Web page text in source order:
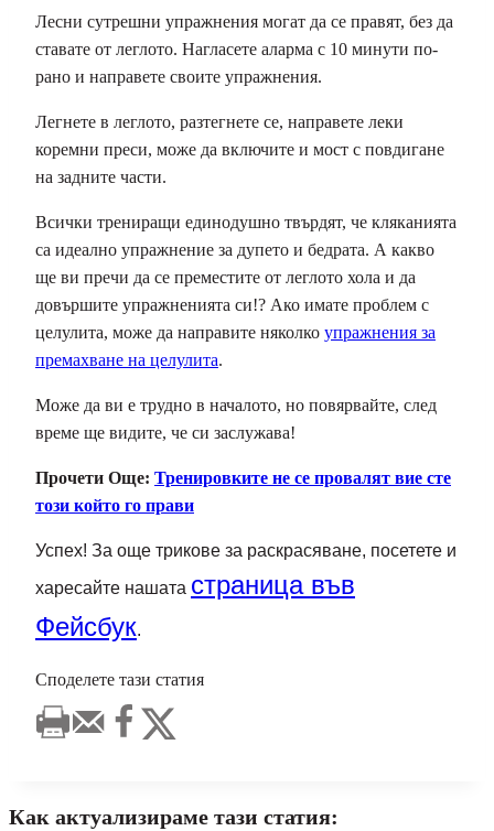
Лесни сутрешни упражнения могат да се правят, без да
ставате от леглото. Нагласете аларма с 10 минути по-
рано и направете своите упражнения.
Легнете в леглото, разтегнете се, направете леки
коремни преси, може да включите и мост с повдигане
на задните части.
Всички трениращи единодушно твърдят, че кляканията
са идеално упражнение за дупето и бедрата. А какво
ще ви пречи да се преместите от леглото хола и да
довършите упражненията си!? Ако имате проблем с
целулита, може да направите няколко упражнения за
премахване на целулита.
Може да ви е трудно в началото, но повярвайте, след
време ще видите, че си заслужава!
Прочети Още: Тренировките не се провалят вие сте
този който го прави
Успех! За още трикове за раскрасяване, посетете и
харесайте нашата страница във
Фейсбук.
Споделете тази статия
Как актуализираме тази статия: